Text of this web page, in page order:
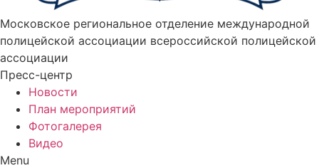
Московское региональное отделение международной
полицейской ассоциации всероссийской полицейской
ассоциации
Пресс-центр
Новости
План мероприятий
Фотогалерея
Видео
Menu